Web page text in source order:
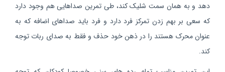
دهد و به همان سمت شلیک کند، طی تمرین صداهایی هم وجود دارد
که سعی بر بهم زدن تمرکز فرد دارد و فرد باید صداهای اضافه که به
عنوان محرک هستند را در ذهن خود حذف و فقط به صدای ربات توجه
کند.